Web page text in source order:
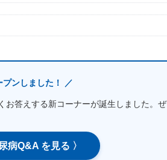
ンしました！ ／
お答えする新コーナーが誕生しました。ぜ
病Q&A を見る 〉